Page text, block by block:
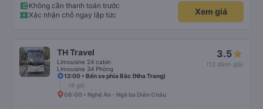
chọn công ty này.
Không cần thanh toán trước
Xác nhận chỗ ngay lập tức
Xem giá
TH Travel
Limousine 24 cabin
Limousine 34 Phòng
3.5
(12 đánh giá)
12:00 • Bến xe phía Bắc (Nha Trang)
18 giờ
06:00 • Nghệ An - Ngã ba Diễn Châu